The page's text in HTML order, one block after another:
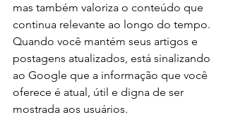
mas também valoriza o conteúdo que
continua relevante ao longo do tempo.
Quando você mantém seus artigos e
postagens atualizados, está sinalizando
ao Google que a informação que você
oferece é atual, útil e digna de ser
mostrada aos usuários.